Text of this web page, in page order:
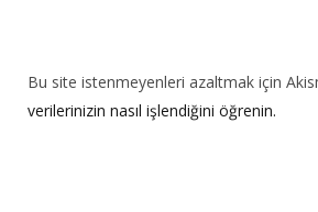
Bu site istenmeyenleri azaltmak için
verilerinizin nasıl işlendiğini öğrenin.